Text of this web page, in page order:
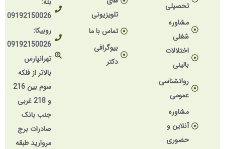
تحصیلی
مشاوره
شغلی
اختلالات
بالینی
روانشناسی
عمومی
مشاوره
آنلاین و
حضوری
تلویزیونی
تماس با ما
بیوگرافی
دکتر
09192150026
روبیکا:
09192150026
تهرانپارس
بالاتر از فلکه
سوم بین 216
و 218 غربی
جنب بانک
صادرات برج
مروارید طبقه